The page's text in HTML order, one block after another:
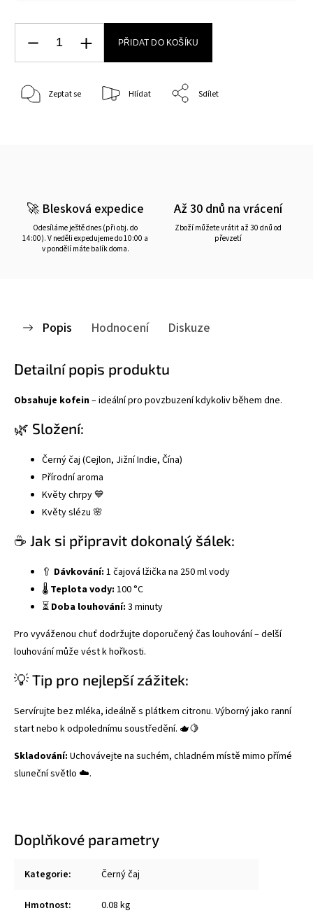
PŘIDAT DO KOŠÍKU
Zeptat se Hlídat Sdílet
🚀 Blesková expedice
Odesíláme ještě dnes (při obj. do
14:00). V neděli expedujeme do 10:00 a
v pondělí máte balík doma.
Až 30 dnů na vrácení
Zboží můžete vrátit až 30 dnů od
převzetí
Popis Hodnocení Diskuze
Detailní popis produktu
Obsahuje kofein– ideální pro povzbuzení kdykoliv během dne.
🌿 Složení:
Černý čaj (Cejlon, Jižní Indie, Čína)
Přírodní aroma
Květy chrpy 💙
Květy slézu 🌸
☕ Jak si připravit dokonalý šálek:
🥄 Dávkování: 1 čajová lžička na 250 ml vody
🌡️ Teplota vody: 100 °C
⏳ Doba louhování: 3 minuty
Pro vyváženou chuť dodržujte doporučený čas louhování – delší
louhování může vést k hořkosti.
💡 Tip pro nejlepší zážitek:
Servírujte bez mléka, ideálně s plátkem citronu. Výborný jako ranní
start nebo k odpolednímu soustředění. 🫖🍋
Skladování: Uchovávejte na suchém, chladném místě mimo přímé
sluneční světlo ☁️.
Doplňkové parametry
Kategorie: Černý čaj
Hmotnost: 0.08 kg